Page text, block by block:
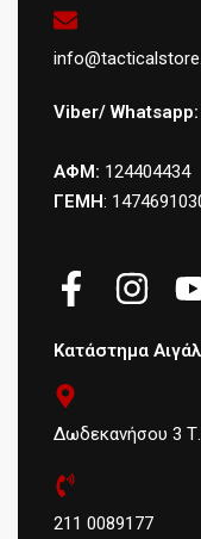
Viber/
ΑΦΜ: 124404434
ΓΕΜΗ:
Κατάστημα
Δωδεκανήσου 3
211 0089177